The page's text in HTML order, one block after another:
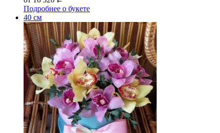
Подробнее о букете
40 см